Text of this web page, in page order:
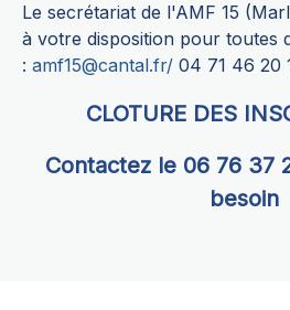
Le secrétariat de l'AMF 15
à votre disposition pour toutes
: amf15@cantal.fr/ 04 71 46 20
CLOTURE DES
Contactez le 06 76 37
besoin